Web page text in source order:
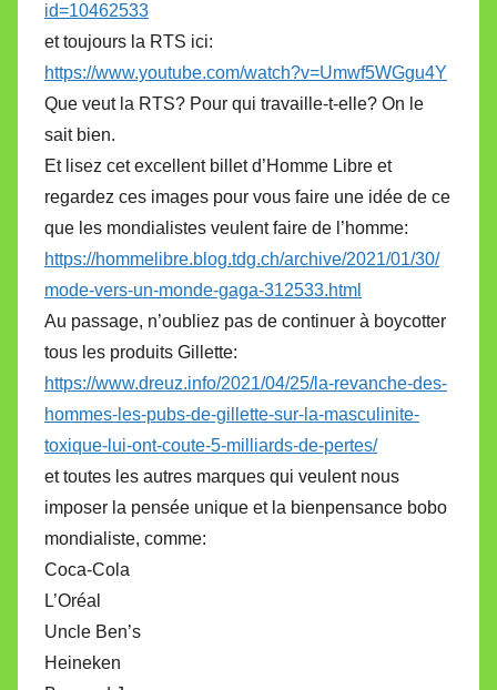
id=10462533
et toujours la RTS ici:
https://www.youtube.com/watch?v=Umwf5WGgu4Y
Que veut la RTS? Pour qui travaille-t-elle? On le
sait bien.
Et lisez cet excellent billet d’Homme Libre et
regardez ces images pour vous faire une idée de ce
que les mondialistes veulent faire de l’homme:
https://hommelibre.blog.tdg.ch/archive/2021/01/30/
mode-vers-un-monde-gaga-312533.html
Au passage, n’oubliez pas de continuer à boycotter
tous les produits Gillette:
https://www.dreuz.info/2021/04/25/la-revanche-des-
hommes-les-pubs-de-gillette-sur-la-masculinite-
toxique-lui-ont-coute-5-milliards-de-pertes/
et toutes les autres marques qui veulent nous
imposer la pensée unique et la bienpensance bobo
mondialiste, comme:
Coca-Cola
L’Oréal
Uncle Ben’s
Heineken